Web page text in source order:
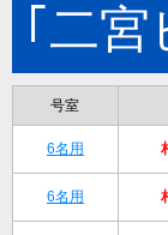
｢二
号室
6名用
6名用